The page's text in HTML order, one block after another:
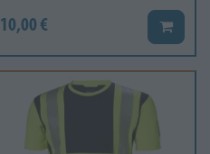
10,00 € Lisää